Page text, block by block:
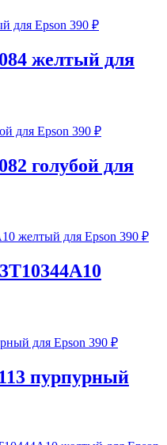
390 ₽
желтый для
390 ₽
голубой для
390 ₽
390 ₽
пурпурный